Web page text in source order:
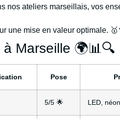
nos ateliers marseillais, vos
une mise en valeur optimale.
Marseille 🌍📊🔍
Pose
5/5 🌟 LED,